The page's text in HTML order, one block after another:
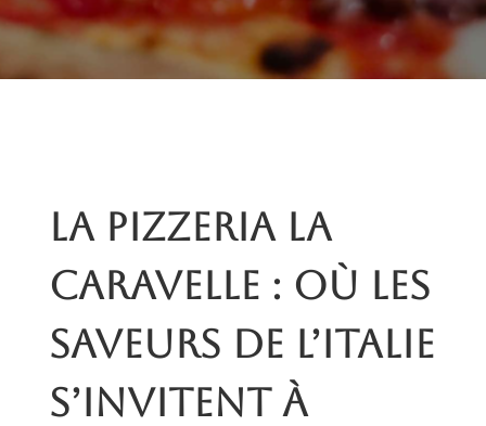
La pizzeria La
Caravelle : où les
saveurs de l’Italie
s’invitent à